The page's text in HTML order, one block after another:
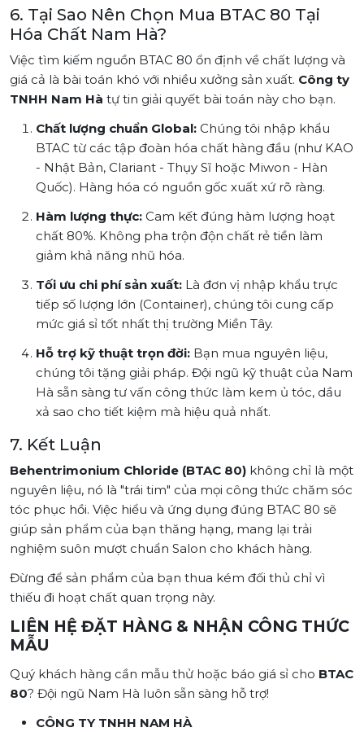
6. Tại Sao Nên Chọn Mua BTAC 80 Tại
Hóa Chất Nam Hà?
Việc tìm kiếm nguồn BTAC 80 ổn định về chất lượng và
giá cả là bài toán khó với nhiều xưởng sản xuất. Công ty
TNHH Nam Hà tự tin giải quyết bài toán này cho bạn.
Chất lượng chuẩn Global: Chúng tôi nhập khẩu
BTAC từ các tập đoàn hóa chất hàng đầu (như KAO
- Nhật Bản, Clariant - Thụy Sĩ hoặc Miwon - Hàn
Quốc). Hàng hóa có nguồn gốc xuất xứ rõ ràng.
Hàm lượng thực: Cam kết đúng hàm lượng hoạt
chất 80%. Không pha trộn độn chất rẻ tiền làm
giảm khả năng nhũ hóa.
Tối ưu chi phí sản xuất: Là đơn vị nhập khẩu trực
tiếp số lượng lớn (Container), chúng tôi cung cấp
mức giá sỉ tốt nhất thị trường Miền Tây.
Hỗ trợ kỹ thuật trọn đời: Bạn mua nguyên liệu,
chúng tôi tặng giải pháp. Đội ngũ kỹ thuật của Nam
Hà sẵn sàng tư vấn công thức làm kem ủ tóc, dầu
xả sao cho tiết kiệm mà hiệu quả nhất.
7. Kết Luận
Behentrimonium Chloride (BTAC 80) không chỉ là một
nguyên liệu, nó là "trái tim" của mọi công thức chăm sóc
tóc phục hồi. Việc hiểu và ứng dụng đúng BTAC 80 sẽ
giúp sản phẩm của bạn thăng hạng, mang lại trải
nghiệm suôn mượt chuẩn Salon cho khách hàng.
Đừng để sản phẩm của bạn thua kém đối thủ chỉ vì
thiếu đi hoạt chất quan trọng này.
LIÊN HỆ ĐẶT HÀNG & NHẬN CÔNG THỨC
MẪU
Quý khách hàng cần mẫu thử hoặc báo giá sỉ cho BTAC
80? Đội ngũ Nam Hà luôn sẵn sàng hỗ trợ!
CÔNG TY TNHH NAM HÀ